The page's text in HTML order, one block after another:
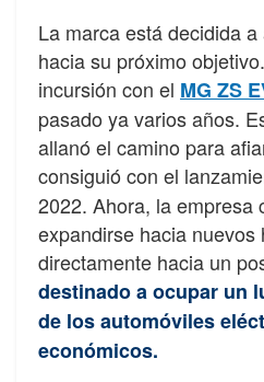
La marca está decidida
hacia su próximo
incursión con el MG ZS
pasado ya varios años.
allanó el camino para
consiguió con el
2022. Ahora, la empresa
expandirse hacia
directamente hacia un
destinado a ocupar un
de los automóviles
económicos.